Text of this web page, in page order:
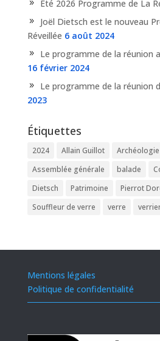
Eté 2026 Programme de La
Joël Dietsch est le nouveau
Réveillée 6 août 2024
Le programme de la réunion
16 février 2024
Le programme de la réunion
2023
Étiquettes
2024 Allain Guillot
Assemblée générale
balade
Dietsch
Patrimoine Pierrot
Souffleur de verre
verre
Mentions légales
Politique de confidentialité